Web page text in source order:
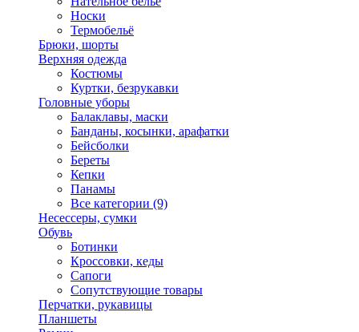
Носки
Термобельё
Брюки, шорты
Верхняя одежда
Костюмы
Куртки, безрукавки
Головные уборы
Балаклавы, маски
Банданы, косынки, арафатки
Бейсболки
Береты
Кепки
Панамы
Все категории (9)
Несессеры, сумки
Обувь
Ботинки
Кроссовки, кеды
Сапоги
Сопутствующие товары
Перчатки, рукавицы
Планшеты